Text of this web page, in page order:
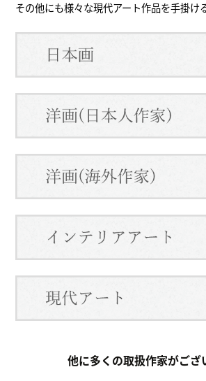
その他にも様々な現代アート作品を手掛ける
他に多くの取扱作家がござ